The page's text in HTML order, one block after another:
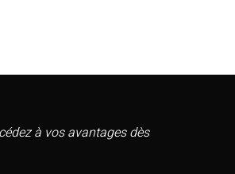
à vos avantages dès